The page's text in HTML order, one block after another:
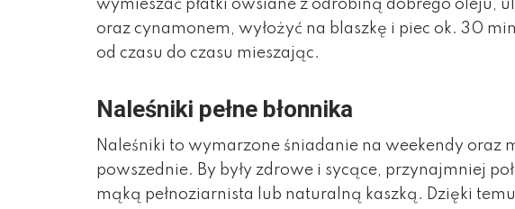
wymieszać płatki owsiane z odrobiną dobrego oleju,
oraz cynamonem, wyłożyć na blaszkę i piec ok. 30
od czasu do czasu mieszając.
Naleśniki pełne błonnika
Naleśniki to wymarzone śniadanie na weekendy oraz
powszednie. By były zdrowe i sycące, przynajmniej
mąką pełnoziarnista lub naturalną kaszką. Dzięki